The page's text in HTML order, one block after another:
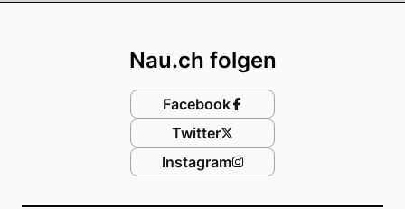
Nau.ch folgen
Facebook
Twitter
Instagram